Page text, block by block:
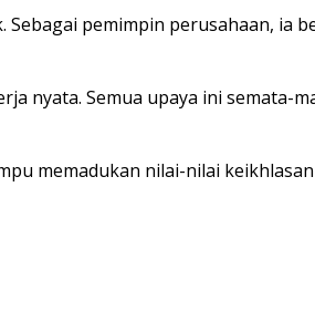
pemimpin perusahaan, ia
nyata. Semua upaya ini semata-
memadukan nilai-nilai